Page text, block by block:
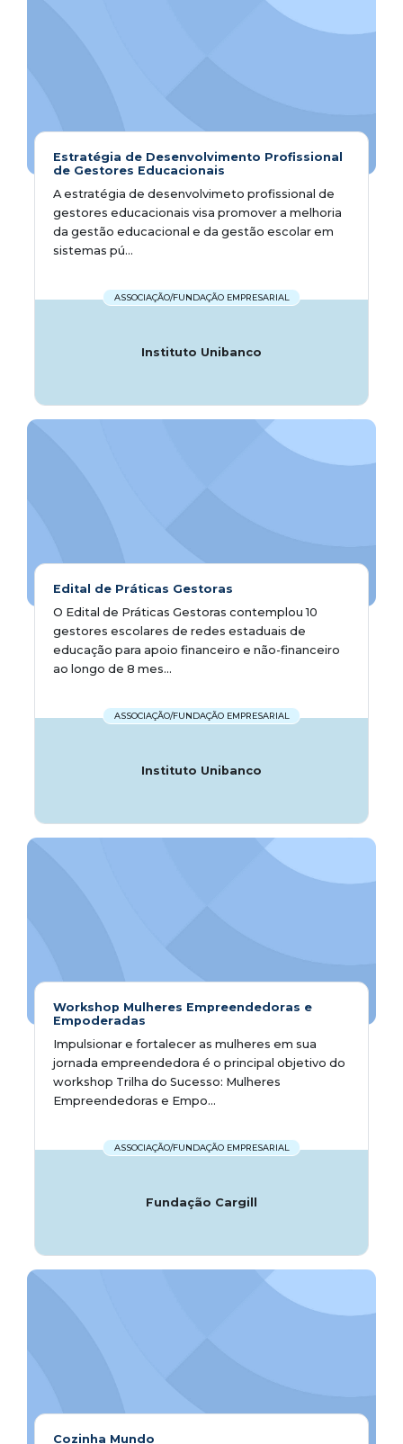
Estratégia de Desenvolvimento Profissional
de Gestores Educacionais
A estratégia de desenvolvimeto profissional de
gestores educacionais visa promover a melhoria
da gestão educacional e da gestão escolar em
sistemas pú...
ASSOCIAÇÃO/FUNDAÇÃO EMPRESARIAL
Instituto Unibanco
Edital de Práticas Gestoras
O Edital de Práticas Gestoras contemplou 10
gestores escolares de redes estaduais de
educação para apoio financeiro e não-financeiro
ao longo de 8 mes...
ASSOCIAÇÃO/FUNDAÇÃO EMPRESARIAL
Instituto Unibanco
Workshop Mulheres Empreendedoras e
Empoderadas
Impulsionar e fortalecer as mulheres em sua
jornada empreendedora é o principal objetivo do
workshop Trilha do Sucesso: Mulheres
Empreendedoras e Empo...
ASSOCIAÇÃO/FUNDAÇÃO EMPRESARIAL
Fundação Cargill
Cozinha Mundo